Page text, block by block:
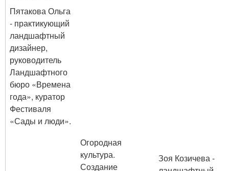
Пятакова Ольга
- практикующий
ландшафтный
дизайнер,
руководитель
Ландшафтного
бюро «Времена
года», куратор
Фестиваля
«Сады и люди».
Огородная
культура.
Создание
Зоя Козичева -